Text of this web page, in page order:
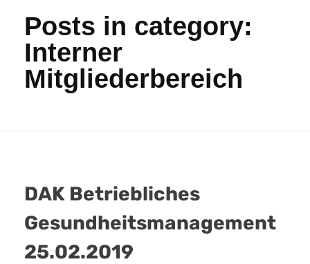
Posts in category:
Interner
Mitgliederbereich
DAK Betriebliches
Gesundheitsmanagement
25.02.2019